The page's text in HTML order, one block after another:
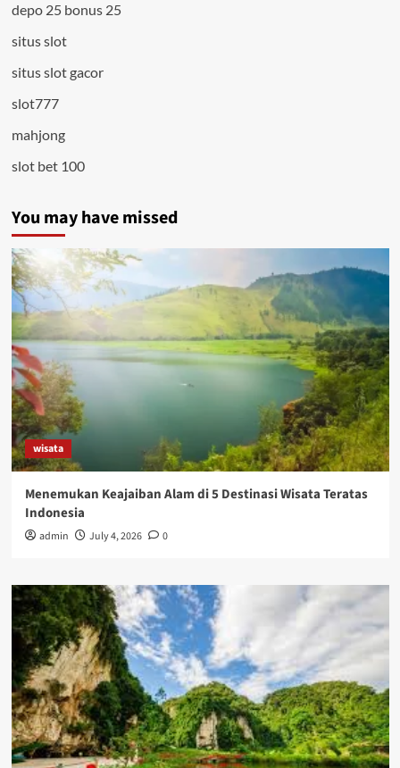
depo 25 bonus 25
situs slot
situs slot gacor
slot777
mahjong
slot bet 100
You may have missed
wisata
Menemukan Keajaiban Alam di 5 Destinasi Wisata Teratas
Indonesia
admin July 4, 2026 0